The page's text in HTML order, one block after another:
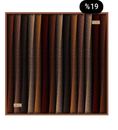
%19